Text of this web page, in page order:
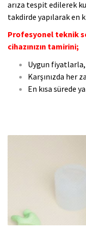
arıza tespit edilerek
takdirde yapılarak en
Profesyonel teknik
cihazınızın tamirini;
Uygun fiyatlarla,
Karşınızda her
En kısa sürede